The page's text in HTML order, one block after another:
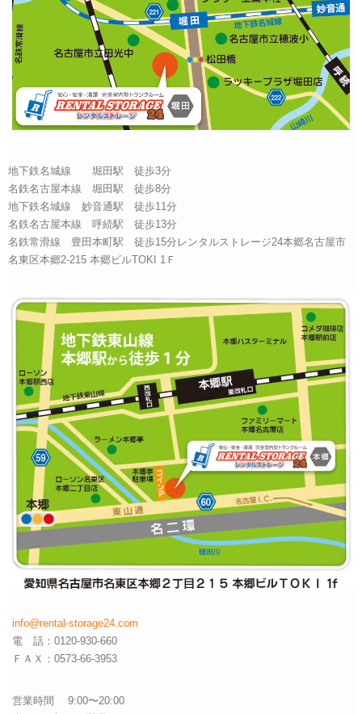
地下鉄名城線 堀田駅 徒歩3分
名鉄名古屋本線 堀田駅 徒歩8分
地下鉄名城線 妙音通駅 徒歩11分
名鉄名古屋本線 呼続駅 徒歩13分
名鉄常滑線 豊田本町駅 徒歩15分レンタルストレージ24本郷名古屋市
名東区本郷2-215 本郷ビルTOKI 1Ｆ
info@rental-storage24.com
電 話：0120-930-660
ＦＡＸ：0573-66-3953
営業時間 9:00〜20:00